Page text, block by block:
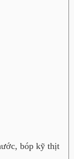
bóp kỹ thịt